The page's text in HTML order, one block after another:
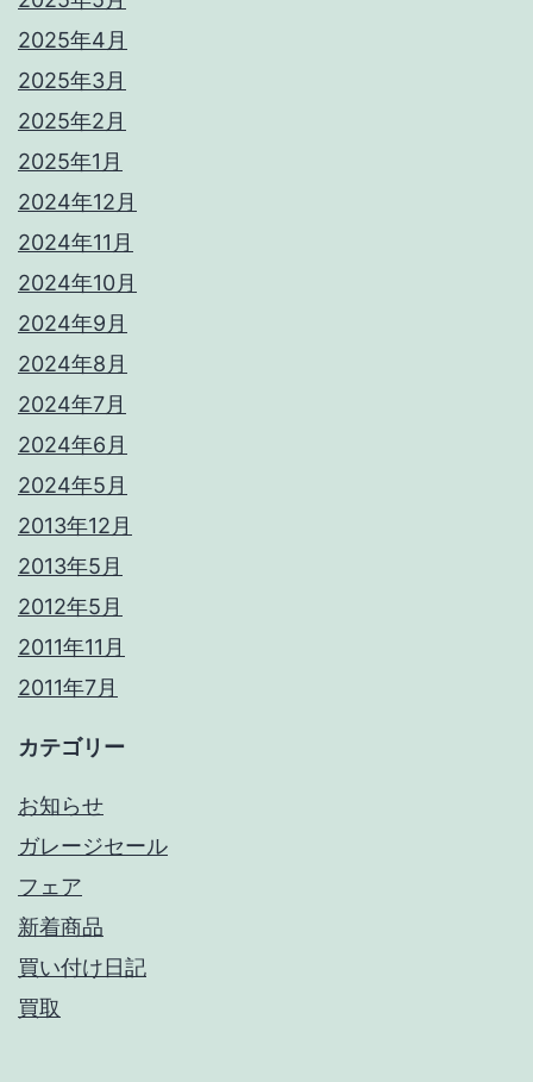
2025年4月
2025年3月
2025年2月
2025年1月
2024年12月
2024年11月
2024年10月
2024年9月
2024年8月
2024年7月
2024年6月
2024年5月
2013年12月
2013年5月
2012年5月
2011年11月
2011年7月
カテゴリー
お知らせ
ガレージセール
フェア
新着商品
買い付け日記
買取